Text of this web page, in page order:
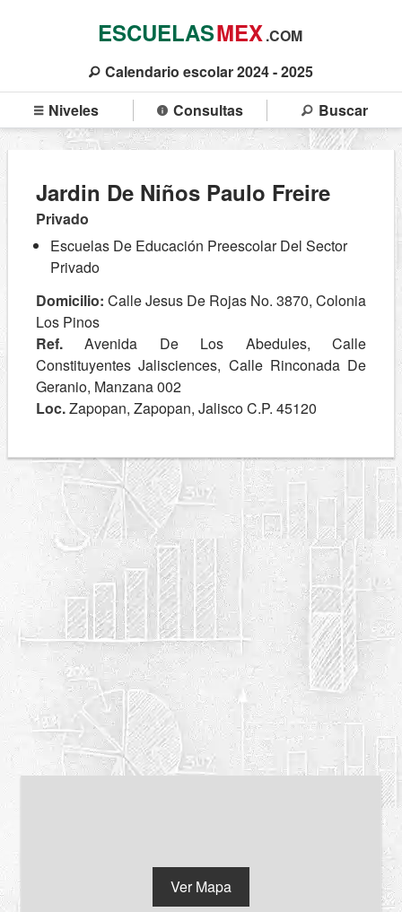
ESCUELASMEX.COM
Calendario escolar 2024 - 2025
Niveles
Consultas Buscar
Jardin De Niños Paulo Freire
Privado
Escuelas De Educación Preescolar Del Sector
Privado
Domicilio: Calle Jesus De Rojas No. 3870, Colonia
Los Pinos
Ref. Avenida De Los Abedules, Calle
Constituyentes Jalisciences, Calle Rinconada De
Geranio, Manzana 002
Loc.Zapopan, Zapopan, Jalisco C.P. 45120
Ver Mapa